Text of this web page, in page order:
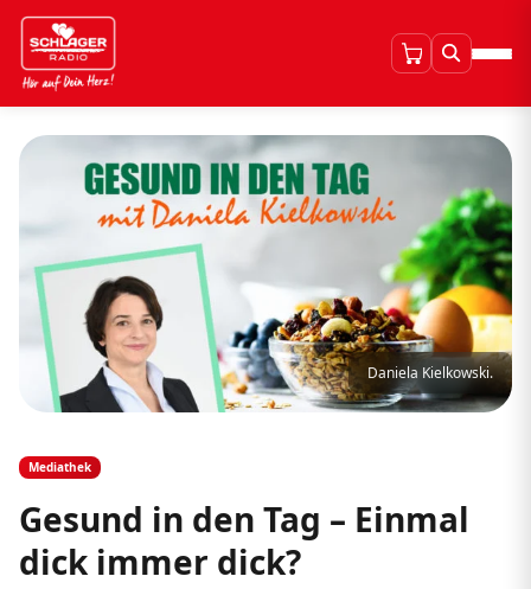
Daniela Kielkowski.
Mediathek
Gesund in den Tag – Einmal
dick immer dick?